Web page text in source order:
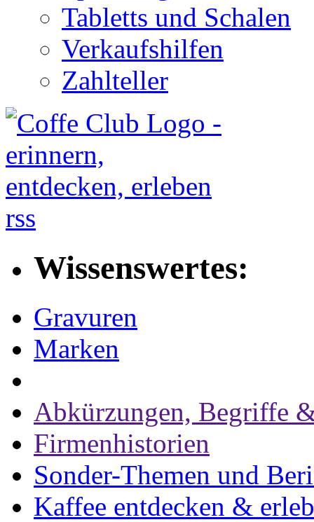
Tabletts und Schalen
Verkaufshilfen
Zahlteller
rss
Wissenswertes:
Gravuren
Marken
Abkürzungen, Begriffe
Firmenhistorien
Sonder-Themen und
Kaffee entdecken &